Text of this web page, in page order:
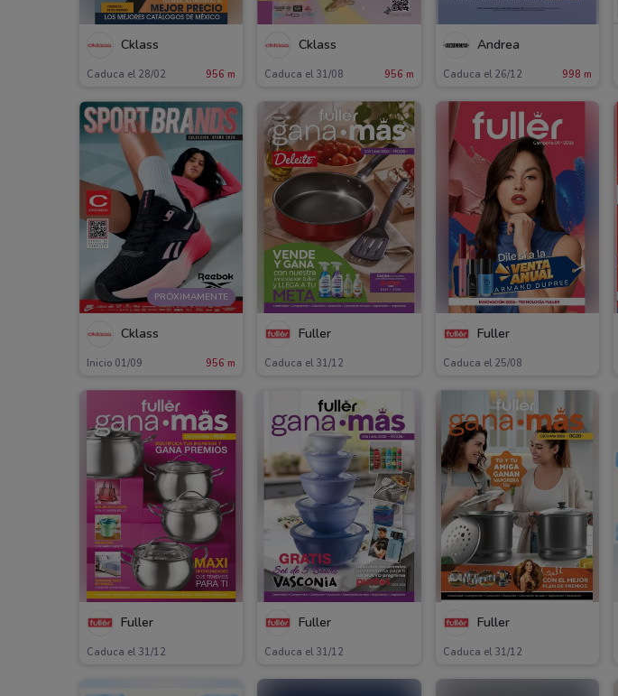
Cklass
Caduca el 28/02 956 m
Cklass
Caduca el 31/08 956 m
Andrea
Caduca el 26/12 998 m
PRÓXIMAMENTE
Cklass
Inicio 01/09 956 m
Fuller
Caduca el 31/12
Fuller
Caduca el 25/08
Fuller
Caduca el 31/12
Fuller
Caduca el 31/12
Fuller
Caduca el 31/12